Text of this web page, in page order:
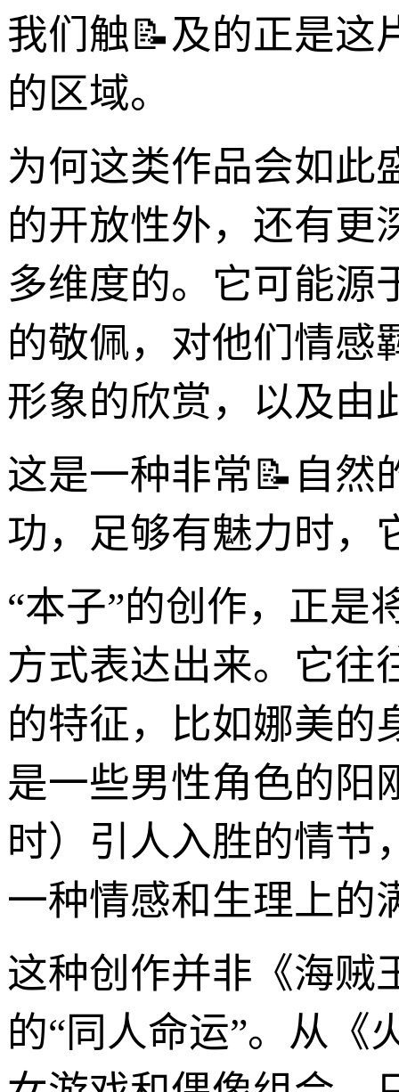
我们触📝及的正是这
的区域。
为何这类作品会如此
的开放性外，还有更
多维度的。它可能源
的敬佩，对他们情感
形象的欣赏，以及由
这是一种非常📝自然
功，足够有魅力时，
“本子”的创作，正是
方式表达出来。它往
的特征，比如娜美的
是一些男性角色的阳
时）引人入胜的情节
一种情感和生理上的
这种创作并非《海贼
的“同人命运”。从《